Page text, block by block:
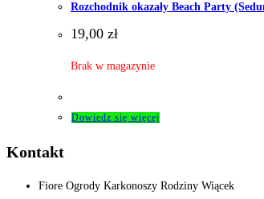
Rozchodnik okazały Beach Party
19,00 zł
Brak w magazynie
Dowiedz się więcej
Kontakt
Fiore Ogrody Karkonoszy Rodziny Wiącek